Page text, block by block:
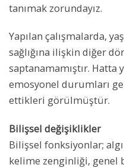
tanımak zorundayız.
Yapılan çalışmalarda,
sağlığına ilişkin diğer
saptanamamıştır. Hatta
emosyonel durumları
ettikleri görülmüştür.
Bilişsel değişiklikler
Bilişsel fonksiyonlar;
kelime zenginliği, genel